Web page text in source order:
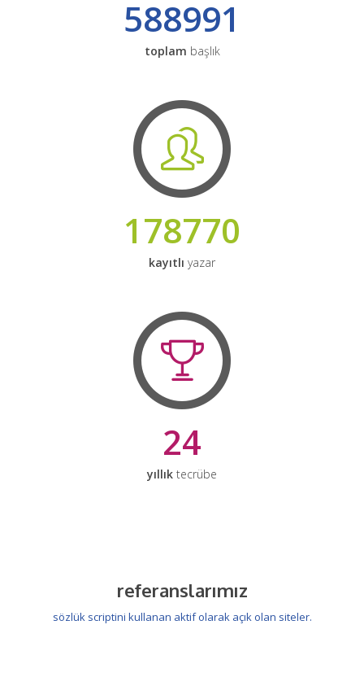
588991
toplam başlık
178770
kayıtlı yazar
24
yıllık tecrübe
referanslarımız
sözlük scriptini kullanan aktif olarak açık olan siteler.